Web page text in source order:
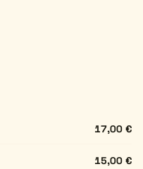
17,00 €
15,00 €